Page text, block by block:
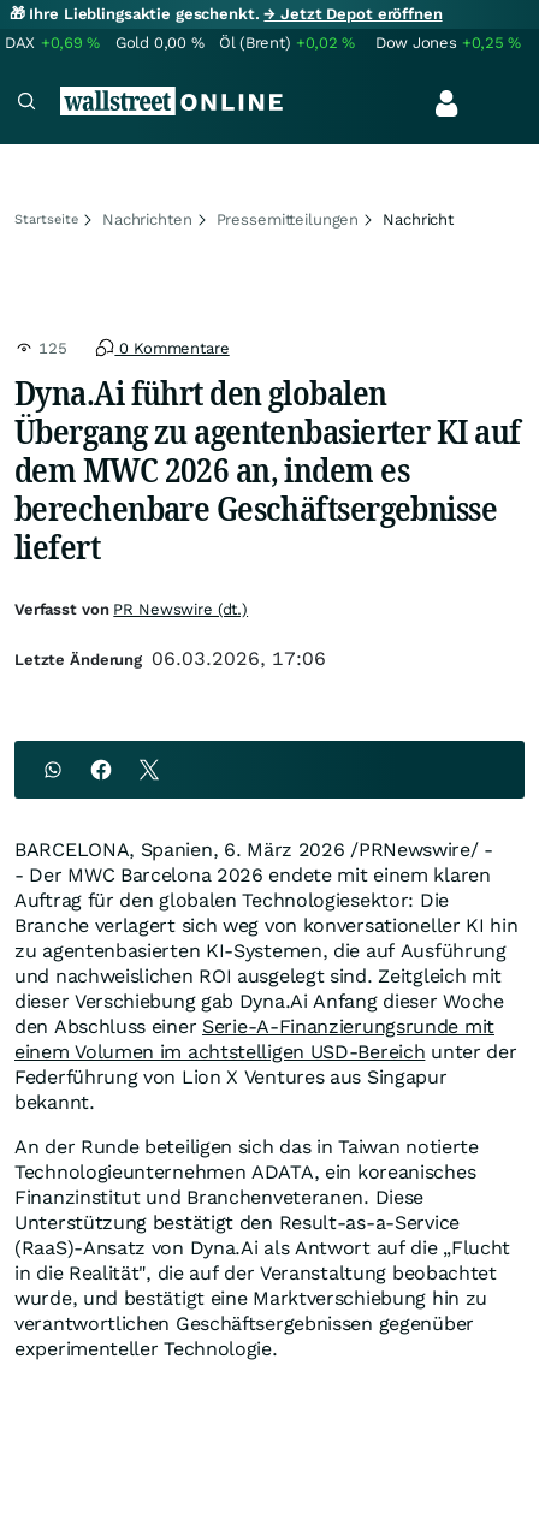
🎁 Ihre Lieblingsaktie geschenkt.→ Jetzt Depot eröffnen
DAX +0,69% Gold 0,00 % Öl (Brent) +0,02% Dow Jones +0,25%
Startseite Nachrichten Pressemitteilungen Nachricht
125 0 Kommentare
Dyna.Ai führt den globalen
Übergang zu agentenbasierter KI auf
dem MWC 2026 an, indem es
berechenbare Geschäftsergebnisse
liefert
BARCELONA, Spanien, 6. März 2026 /PRNewswire/ -
- Der MWC Barcelona 2026 endete mit einem klaren
Auftrag für den globalen Technologiesektor: Die
Branche verlagert sich weg von konversationeller KI hin
zu agentenbasierten KI-Systemen, die auf Ausführung
und nachweislichen ROI ausgelegt sind. Zeitgleich mit
dieser Verschiebung gab Dyna.Ai Anfang dieser Woche
den Abschluss einer Serie-A-Finanzierungsrunde mit
einem Volumen im achtstelligen USD-Bereich unter der
Federführung von Lion X Ventures aus Singapur
bekannt.
An der Runde beteiligen sich das in Taiwan notierte
Technologieunternehmen ADATA, ein koreanisches
Finanzinstitut und Branchenveteranen. Diese
Unterstützung bestätigt den Result-as-a-Service
(RaaS)-Ansatz von Dyna.Ai als Antwort auf die „Flucht
in die Realität", die auf der Veranstaltung beobachtet
wurde, und bestätigt eine Marktverschiebung hin zu
verantwortlichen Geschäftsergebnissen gegenüber
experimenteller Technologie.
Verfasst von PR Newswire (dt.)
Letzte Änderung 06.03.2026, 17:06